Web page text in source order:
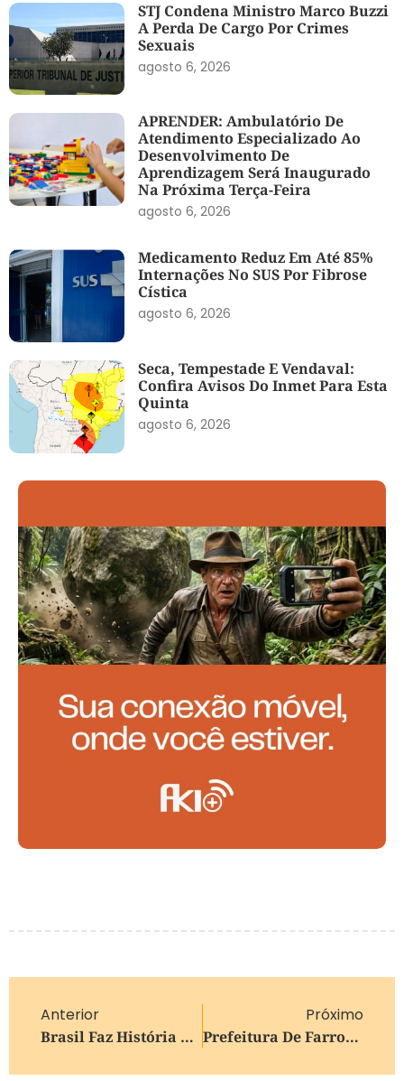
STJ Condena Ministro Marco Buzzi
A Perda De Cargo Por Crimes
Sexuais
agosto 6, 2026
APRENDER: Ambulatório De
Atendimento Especializado Ao
Desenvolvimento De
Aprendizagem Será Inaugurado
Na Próxima Terça-Feira
agosto 6, 2026
Medicamento Reduz Em Até 85%
Internações No SUS Por Fibrose
Cística
agosto 6, 2026
Seca, Tempestade E Vendaval:
Confira Avisos Do Inmet Para Esta
Quinta
agosto 6, 2026
Anterior
Brasil Faz História No Globo De Ouro 2026 Com Duas Vitórias De “O Agente Secreto”
Próximo
Prefeitura De Farroupilha Inicia Revitalização Da Praça Do Bairro Bela Vista